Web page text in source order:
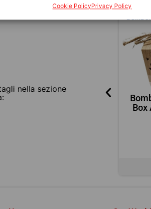
Cookie PolicyPrivacy Policy
nella sezione
Box